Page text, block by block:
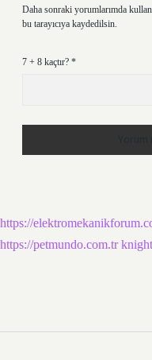
Daha sonraki yorumlarımda
bu tarayıcıya kaydedilsin.
7 + 8 kaçtır? *
https://
https://petmundo.com.tr